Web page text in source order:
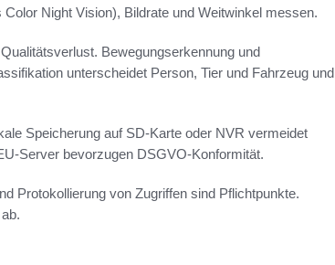
Night Vision), Bildrate und Weitwinkel messen.
Bewegungserkennung und
unterscheidet Person, Tier und Fahrzeug und
Speicherung auf SD-Karte oder NVR vermeidet
Server bevorzugen DSGVO-Konformität.
Protokollierung von Zugriffen sind Pflichtpunkte.